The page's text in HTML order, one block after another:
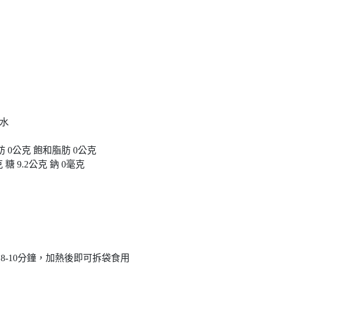
克 飽和脂肪 0公克
公克 鈉 0毫克
10分鐘，加熱後即可拆袋食用